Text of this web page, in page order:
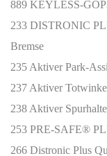
889 KEYLESS-GO
233 DISTRONIC
Bremse
235 Aktiver Park-
237 Aktiver
238 Aktiver
253 PRE-SAFE®
266 Distronic Plus